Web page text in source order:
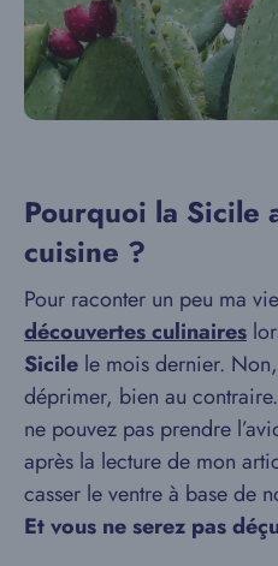
Pourquoi la Sicile
cuisine ?
Pour raconter un peu ma
découvertes culinaires
Sicile le mois dernier.
déprimer, bien au
ne pouvez pas prendre
après la lecture de mon
casser le ventre à base de
Et vous ne serez pas